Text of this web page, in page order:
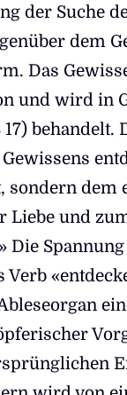
der Suche
dem
Das
und wird in
behandelt.
sondern dem
Liebe und
Die
Verb